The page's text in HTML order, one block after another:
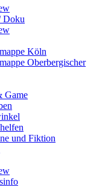
Doku
Köln
Oberbergischer
Game
und Fiktion